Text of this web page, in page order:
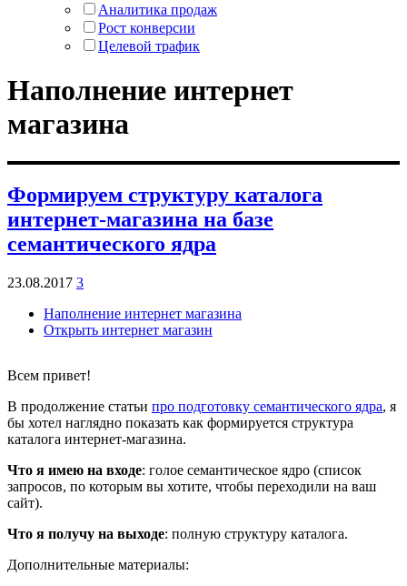
Аналитика продаж
Рост конверсии
Целевой трафик
Наполнение интернет
магазина
Формируем структуру каталога
интернет-магазина на базе
семантического ядра
23.08.2017 3
Наполнение интернет магазина
Открыть интернет магазин
Всем привет!
В продолжение статьи про подготовку семантического ядра, я
бы хотел наглядно показать как формируется структура
каталога интернет-магазина.
Что я имею на входе: голое семантическое ядро (список
запросов, по которым вы хотите, чтобы переходили на ваш
сайт).
Что я получу на выходе: полную структуру каталога.
Дополнительные материалы: